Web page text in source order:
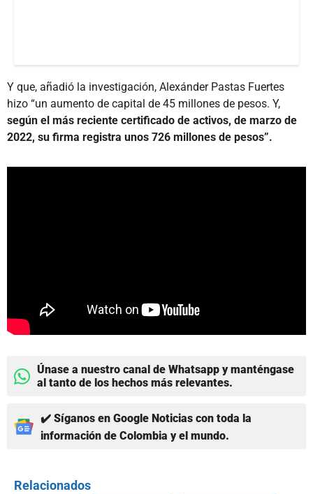
Y que, añadió la investigación, Alexánder Pastas Fuertes
hizo “un aumento de capital de 45 millones de pesos. Y,
según el más reciente certificado de activos, de marzo de
2022, su firma registra unos 726 millones de pesos”.
Únase a nuestro canal de Whatsapp y manténgase
al tanto de los hechos más relevantes.
✔️ Síganos en Google Noticias con toda la
información de Colombia y el mundo.
Relacionados